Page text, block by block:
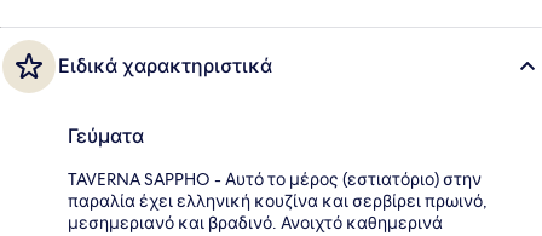
Ειδικά χαρακτηριστικά
Γεύματα
TAVERNA SAPPHO - Αυτό το μέρος (εστιατόριο) στην
παραλία έχει ελληνική κουζίνα και σερβίρει πρωινό,
μεσημεριανό και βραδινό. Ανοιχτό καθημερινά